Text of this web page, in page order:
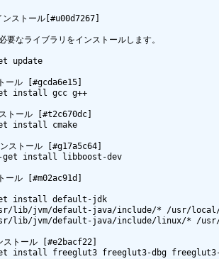
ストール[#u00d7267]
要なライブラリをインストールします。
update
ール [#gcda6e15]
install gcc g++
トール [#t2c670dc]
install cmake
ストール [#g17a5c64]
get install libboost-dev
ール [#m02ac91d]
install default-jdk
lib/jvm/default-java/include/* /usr/
lib/jvm/default-java/include/linux/* /
ストール [#e2bacf22]
install freeglut3 freeglut3-dbg